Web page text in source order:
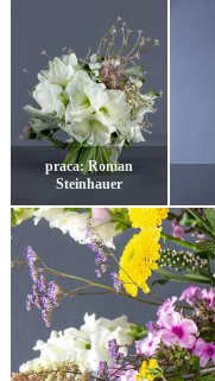
praca: Roman
Steinhauer